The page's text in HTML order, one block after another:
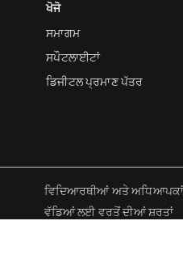
ਖੋਜੋ
ਸਮਾਗਮ
ਸਪੌਟਲਾਈਟਾਂ
ਡਿਜੀਟਲ ਪ੍ਰਮਾਣ ਪੱਤਰ
ਵਿਦਿਆਰਥੀਆਂ ਅਤੇ
ਵੱਡਿਆਂ ਲਈ ਵਰਤੋਂ ਦੀਆਂ ਸ਼ਰਤਾਂ